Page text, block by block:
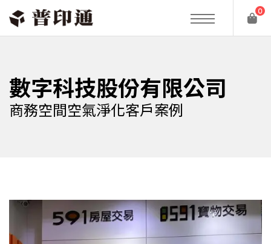
0
數字科技股份有限公司
商務空間空氣淨化客戶案例